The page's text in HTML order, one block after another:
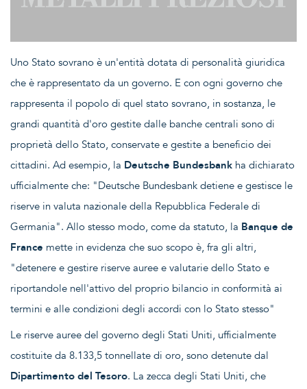
Uno Stato sovrano è un'entità dotata di personalità giuridica
che è rappresentato da un governo. E con ogni governo che
rappresenta il popolo di quel stato sovrano, in sostanza, le
grandi quantità d'oro gestite dalle banche centrali sono di
proprietà dello Stato, conservate e gestite a beneficio dei
cittadini. Ad esempio, la Deutsche Bundesbank ha dichiarato
ufficialmente che: "Deutsche Bundesbank detiene e gestisce le
riserve in valuta nazionale della Repubblica Federale di
Germania". Allo stesso modo, come da statuto, la Banque de
France mette in evidenza che suo scopo è, fra gli altri,
"detenere e gestire riserve auree e valutarie dello Stato e
riportandole nell'attivo del proprio bilancio in conformità ai
termini e alle condizioni degli accordi con lo Stato stesso"
Le riserve auree del governo degli Stati Uniti, ufficialmente
costituite da 8.133,5 tonnellate di oro, sono detenute dal
Dipartimento del Tesoro. La zecca degli Stati Uniti, che